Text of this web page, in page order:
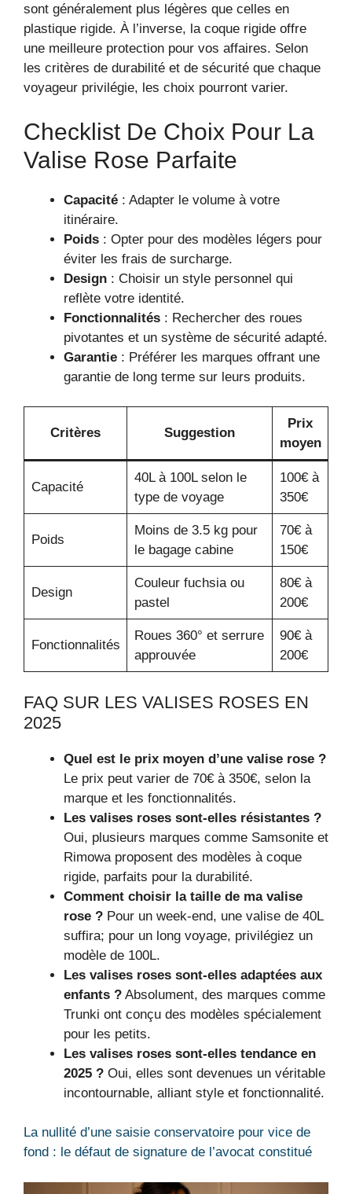
sont généralement plus légères que celles en
plastique rigide. À l’inverse, la coque rigide offre
une meilleure protection pour vos affaires. Selon
les critères de durabilité et de sécurité que chaque
voyageur privilégie, les choix pourront varier.
Checklist De Choix Pour La
Valise Rose Parfaite
Capacité : Adapter le volume à votre
itinéraire.
Poids : Opter pour des modèles légers pour
éviter les frais de surcharge.
Design : Choisir un style personnel qui
reflète votre identité.
Fonctionnalités : Rechercher des roues
pivotantes et un système de sécurité adapté.
Garantie : Préférer les marques offrant une
garantie de long terme sur leurs produits.
Critères Suggestion
Prix
moyen
Capacité
40L à 100L selon le
type de voyage
100€ à
350€
Poids
Moins de 3.5 kg pour
le bagage cabine
70€ à
150€
Design
Couleur fuchsia ou
pastel
80€ à
200€
Fonctionnalités
Roues 360° et serrure
approuvée
90€ à
200€
FAQ SUR LES VALISES ROSES EN
2025
Quel est le prix moyen d’une valise rose ?
Le prix peut varier de 70€ à 350€, selon la
marque et les fonctionnalités.
Les valises roses sont-elles résistantes ?
Oui, plusieurs marques comme Samsonite et
Rimowa proposent des modèles à coque
rigide, parfaits pour la durabilité.
Comment choisir la taille de ma valise
rose ? Pour un week-end, une valise de 40L
suffira; pour un long voyage, privilégiez un
modèle de 100L.
Les valises roses sont-elles adaptées aux
enfants ? Absolument, des marques comme
Trunki ont conçu des modèles spécialement
pour les petits.
Les valises roses sont-elles tendance en
2025 ? Oui, elles sont devenues un véritable
incontournable, alliant style et fonctionnalité.
La nullité d’une saisie conservatoire pour vice de
fond : le défaut de signature de l’avocat constitué